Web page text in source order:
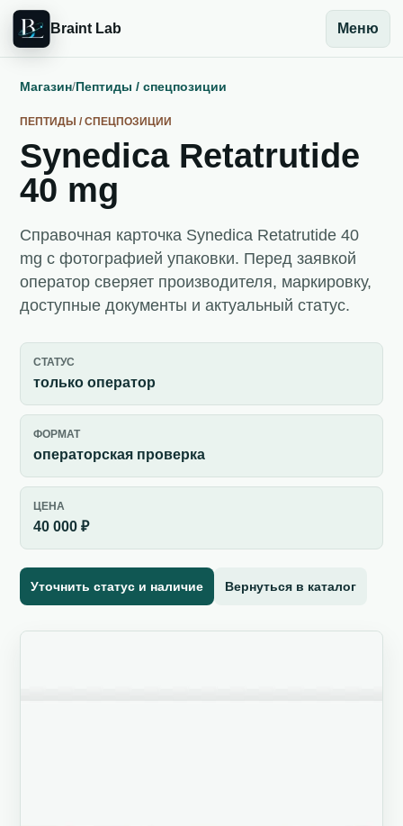
Braint Lab Меню
Магазин/Пептиды / спецпозиции
ПЕПТИДЫ / СПЕЦПОЗИЦИИ
Synedica Retatrutide
40 mg
Справочная карточка Synedica Retatrutide 40
mg с фотографией упаковки. Перед заявкой
оператор сверяет производителя, маркировку,
доступные документы и актуальный статус.
СТАТУС
только оператор
ФОРМАТ
операторская проверка
ЦЕНА
40 000 ₽
Уточнить статус и наличие Вернуться в каталог